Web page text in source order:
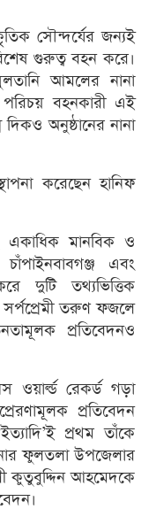
সৌন্দর্যের জন্যই
গুরুত্ব বহন করে।
আমলের নানা
পরিচয় বহনকারী এই
অনুষ্ঠানের নানা
করেছেন হানিফ
একাধিক মানবিক ও
এবং
দুটি তথ্যভিত্তিক
সর্পপ্রেমী তরুণ ফজলে
প্রতিবেদনও
ওয়ার্ল্ড রেকর্ড গড়া
প্রতিবেদন
প্রথম তাঁকে
ফুলতলা উপজেলার
কুতুবুদ্দিন আহমেদকে